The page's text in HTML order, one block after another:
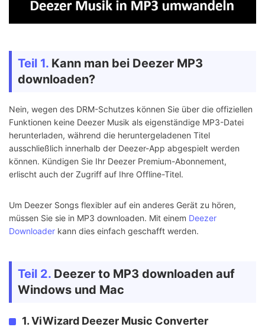
Teil 1. Kann man bei Deezer MP3
downloaden?
Nein, wegen des DRM-Schutzes können Sie über die offiziellen
Funktionen keine Deezer Musik als eigenständige MP3-Datei
herunterladen, während die heruntergeladenen Titel
ausschließlich innerhalb der Deezer-App abgespielt werden
können. Kündigen Sie Ihr Deezer Premium-Abonnement,
erlischt auch der Zugriff auf Ihre Offline-Titel.
Um Deezer Songs flexibler auf ein anderes Gerät zu hören,
müssen Sie sie in MP3 downloaden. Mit einem Deezer
Downloader kann dies einfach geschafft werden.
Teil 2. Deezer to MP3 downloaden auf
Windows und Mac
1. ViWizard Deezer Music Converter